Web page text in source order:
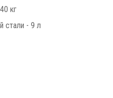
кг
стали - 9 л